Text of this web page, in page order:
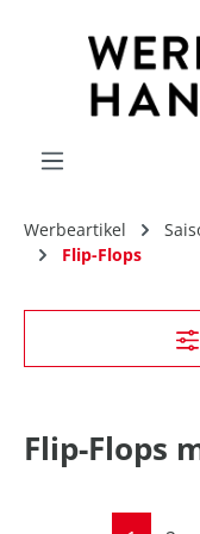
Werbeartikel
Flip-Flops
Flip-Flops